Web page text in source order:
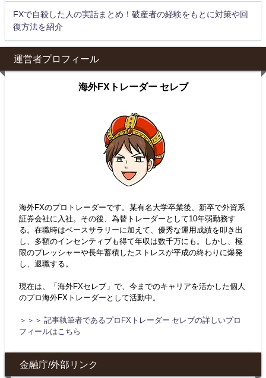
FXで自殺した人の実話まとめ！破産者の経験をもとに対策や回
復方法を紹介
運営者プロフィール
海外FXトレーダー セレブ
海外FXのプロトレーダーです。某有名大学卒業後、新卒で外資系
証券会社に入社。その後、為替トレーダーとして10年弱勤務す
る。在職時はベースサラリーに加えて、優秀な運用成績を叩き出
し、多額のインセンティブも得て年収は数千万にも。しかし、極
限のプレッシャーや長年蓄積したストレスが平成の終わりに爆発
し、退職する。
現在は、「海外FXセレブ」で、今までのキャリアを活かした個人
のプロ海外FXトレーダーとして活動中。
＞＞＞ 記事執筆者であるプロFXトレーダー セレブの詳しいプロ
フィールはこちら
金融庁/外部リンク